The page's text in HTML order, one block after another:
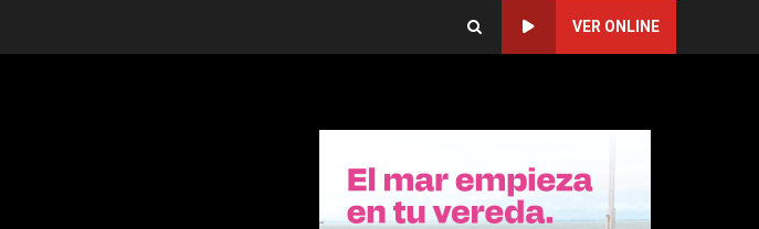
VER ONLINE